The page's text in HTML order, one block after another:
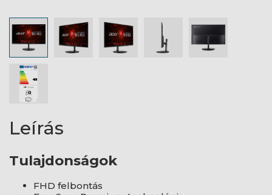
Leírás
Tulajdonságok
FHD felbontás